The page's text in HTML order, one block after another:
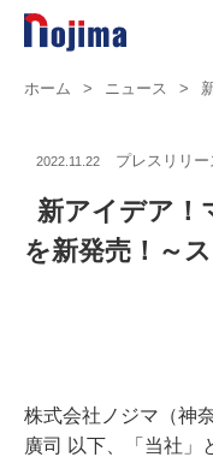
ホーム > ニュース >
2022.11.22 プレスリリー
新アイデア！
を新発売！～
株式会社ノジマ（神
廣司 以下、「当社」